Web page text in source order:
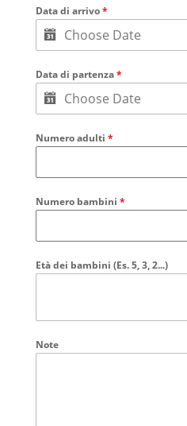
Data di arrivo*
Data di partenza*
Numero adulti *
Numero bambini *
Età dei bambini (Es. 5, 3, 2...)
Note